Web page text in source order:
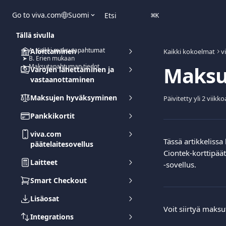
Go to viva.com Suomi Etsi ⌘K
Aloittaminen
Varojen lähettäminen ja
vastaanottaminen
Maksujen hyväksyminen
Pankkikortit
viva.com
päätelaitesovellus
Laitteet
Smart Checkout
Lisäosat
Integrations
Kaikki kokoelmat
Päivitetty yli 2
Tässä
Ciontek-
-sovellus.
Voit siirtyä
Tällä sivulla
➤ A. Kaikki maksutapahtumat
➤ B. Erien mukaan
➤ Maksutapahtuman tiedot